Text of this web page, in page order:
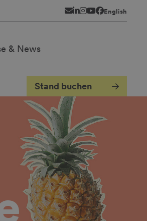
& News
Newsletter
LinkedIn
Instagram
YouTube
Facebook
English
Stand buchen